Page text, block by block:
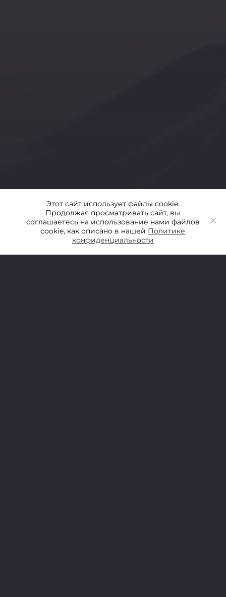
Этот сайт использует файлы cookie.
Продолжая просматривать сайт, вы
соглашаетесь на использование нами файлов
cookie, как описано в нашей Политике
конфиденциальности